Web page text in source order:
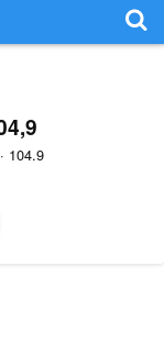
104.9